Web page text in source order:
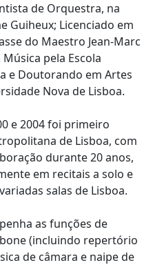
de Orquestra, na
Guiheux; Licenciado em
do Maestro Jean-Marc
pela Escola
e Doutorando em Artes
Nova de Lisboa.
e 2004 foi primeiro
de Lisboa, com
durante 20 anos,
em recitais a solo e
salas de Lisboa.
as funções de
(incluindo repertório
de câmara e naipe de